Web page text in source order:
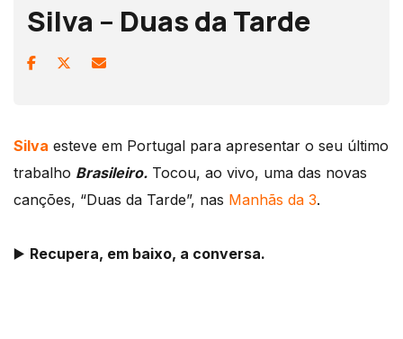
Silva – Duas da Tarde
Silva esteve em Portugal para apresentar o seu último
trabalho Brasileiro. Tocou, ao vivo, uma das novas
canções, “Duas da Tarde”, nas Manhãs da 3.
▶️ Recupera, em baixo, a conversa.